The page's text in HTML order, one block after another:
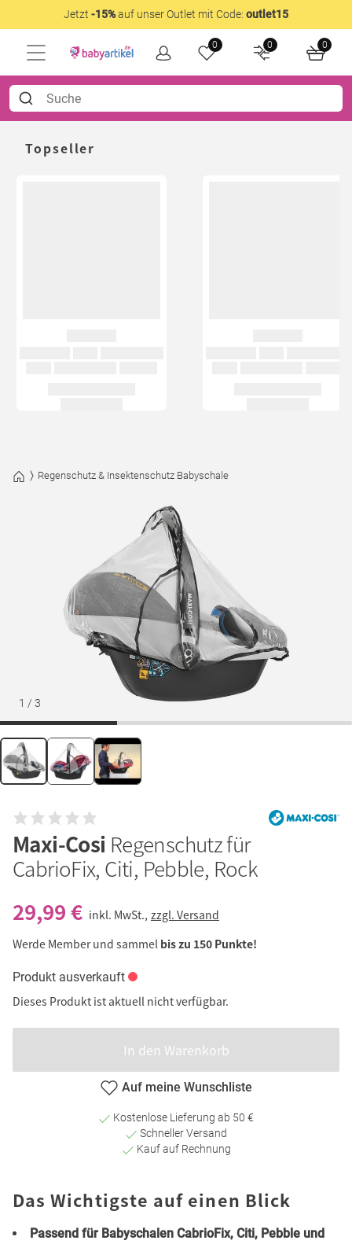
Jetzt -15%auf unser Outlet mit Code: outlet15
0 0 0
Topseller
Regenschutz & Insektenschutz Babyschale
1 / 3
Maxi-Cosi Regenschutz für
CabrioFix, Citi, Pebble, Rock
29,99 € inkl. MwSt., zzgl. Versand
Werde Member und sammel bis zu 150 Punkte!
Produkt ausverkauft
Dieses Produkt ist aktuell nicht verfügbar.
In den Warenkorb
Auf meine Wunschliste
Kostenlose Lieferung ab 50 €
Schneller Versand
Kauf auf Rechnung
Das Wichtigste auf einen Blick
Passend für Babyschalen CabrioFix, Citi, Pebble und